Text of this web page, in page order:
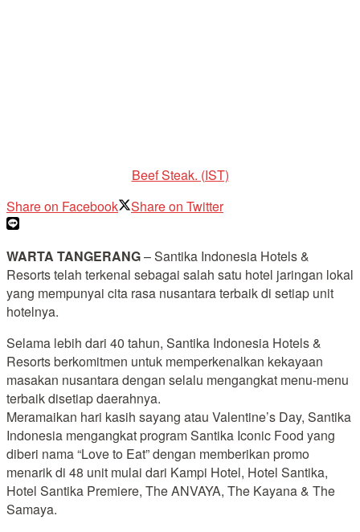
Beef Steak. (IST)
Share on Facebook
Share on Twitter
WARTA TANGERANG– Santika Indonesia Hotels &
Resorts telah terkenal sebagai salah satu hotel jaringan lokal
yang mempunyai cita rasa nusantara terbaik di setiap unit
hotelnya.
Selama lebih dari 40 tahun, Santika Indonesia Hotels &
Resorts berkomitmen untuk memperkenalkan kekayaan
masakan nusantara dengan selalu mengangkat menu-menu
terbaik disetiap daerahnya.
Meramaikan hari kasih sayang atau Valentine’s Day, Santika
Indonesia mengangkat program Santika Iconic Food yang
diberi nama “Love to Eat” dengan memberikan promo
menarik di 48 unit mulai dari Kampi Hotel, Hotel Santika,
Hotel Santika Premiere, The ANVAYA, The Kayana & The
Samaya.